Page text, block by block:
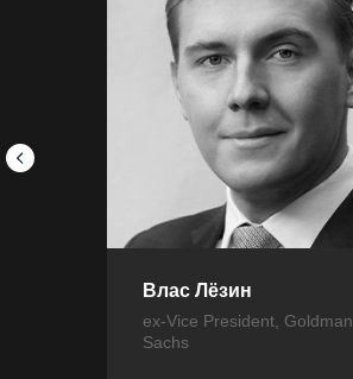
Влас Лёзин
ex-Vice President, Goldman
Sachs